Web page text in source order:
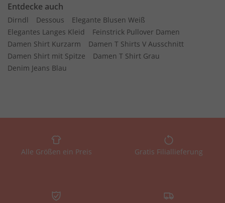
Entdecke auch
Dirndl Dessous
Elegante Blusen Weiß
Elegantes Langes Kleid
Feinstrick Pullover Damen
Damen Shirt Kurzarm
Damen T Shirts V Ausschnitt
Damen Shirt mit Spitze
Damen T Shirt Grau
Denim Jeans Blau
Alle Größen ein Preis Gratis Filiallieferung